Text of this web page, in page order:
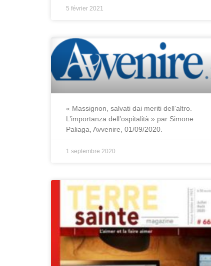
5 février 2021
« Massignon, salvati dai meriti dell’altro.
L’importanza dell’ospitalità » par Simone
Paliaga, Avvenire, 01/09/2020.
1 septembre 2020